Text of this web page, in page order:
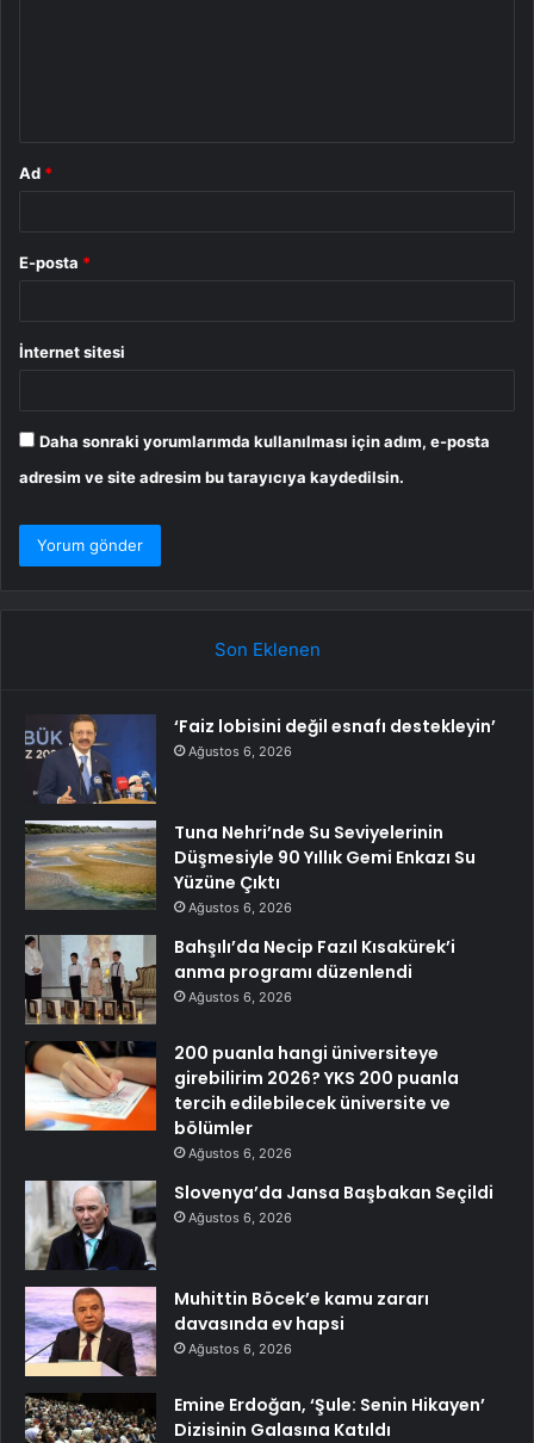
Ad *
E-posta *
İnternet sitesi
Daha sonraki yorumlarımda kullanılması için adım, e-posta
adresim ve site adresim bu tarayıcıya kaydedilsin.
Son Eklenen
‘Faiz lobisini değil esnafı destekleyin’
Ağustos 6, 2026
Tuna Nehri’nde Su Seviyelerinin
Düşmesiyle 90 Yıllık Gemi Enkazı Su
Yüzüne Çıktı
Ağustos 6, 2026
Bahşılı’da Necip Fazıl Kısakürek’i
anma programı düzenlendi
Ağustos 6, 2026
200 puanla hangi üniversiteye
girebilirim 2026? YKS 200 puanla
tercih edilebilecek üniversite ve
bölümler
Ağustos 6, 2026
Slovenya’da Jansa Başbakan Seçildi
Ağustos 6, 2026
Muhittin Böcek’e kamu zararı
davasında ev hapsi
Ağustos 6, 2026
Emine Erdoğan, ‘Şule: Senin Hikayen’
Dizisinin Galasına Katıldı